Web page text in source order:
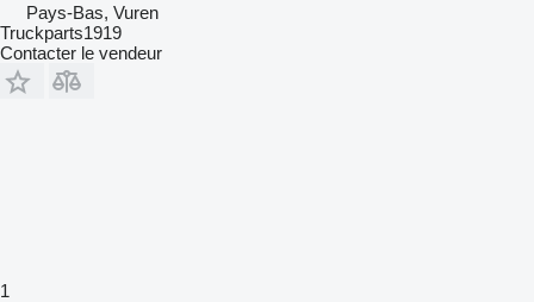
Pays-Bas, Vuren
Truckparts1919
Contacter le vendeur
1